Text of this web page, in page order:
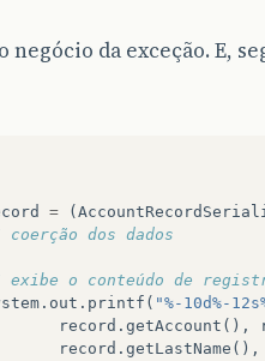
negócio da exceção. E,
= (
dos dados
o conteúdo de
. out . printf ( "%-10d%-
record . getAccount (),
record . getLastName (),